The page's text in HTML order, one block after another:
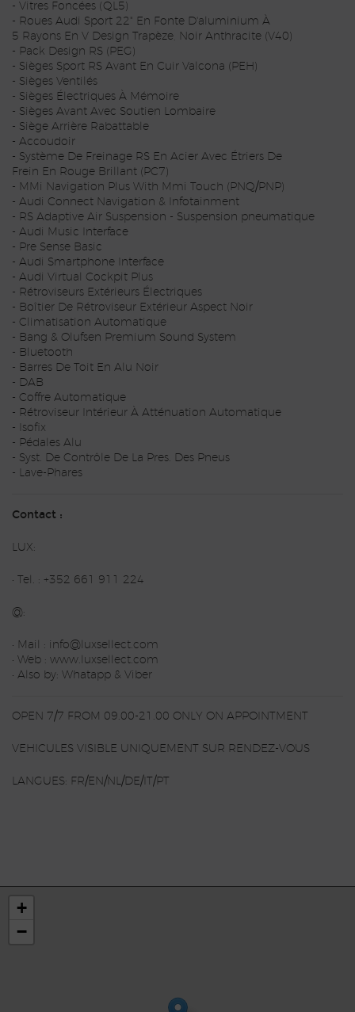
- Vitres Foncées (QL5)
- Roues Audi Sport 22" En Fonte D'aluminium À
5 Rayons En V Design Trapèze, Noir Anthracite (V40)
- Pack Design RS (PEG)
- Sièges Sport RS Avant En Cuir Valcona (PEH)
- Sièges Ventilés
- Sièges Électriques À Mémoire
- Sièges Avant Avec Soutien Lombaire
- Siège Arrière Rabattable
- Accoudoir
- Système De Freinage RS En Acier Avec Étriers De
Frein En Rouge Brillant (PC7)
- MMi Navigation Plus With Mmi Touch (PNQ/PNP)
- Audi Connect Navigation & Infotainment
- RS Adaptive Air Suspension - Suspension pneumatique
- Audi Music Interface
- Pre Sense Basic
- Audi Smartphone Interface
- Audi Virtual Cockpit Plus
- Rétroviseurs Extérieurs Électriques
- Boîtier De Rétroviseur Extérieur Aspect Noir
- Climatisation Automatique
- Bang & Olufsen Premium Sound System
- Bluetooth
- Barres De Toit En Alu Noir
- DAB
- Coffre Automatique
- Rétroviseur Intérieur À Atténuation Automatique
- Isofix
- Pédales Alu
- Syst. De Contrôle De La Pres. Des Pneus
- Lave-Phares
Contact :
LUX:
• Tel. : +352 661 911 224
@:
• Mail : info@luxsellect.com
• Web : www.luxsellect.com
• Also by: Whatapp & Viber
OPEN 7/7 FROM 09.00-21.00 ONLY ON APPOINTMENT
VEHICULES VISIBLE UNIQUEMENT SUR RENDEZ-VOUS
LANGUES: FR/EN/NL/DE/IT/PT
+
−